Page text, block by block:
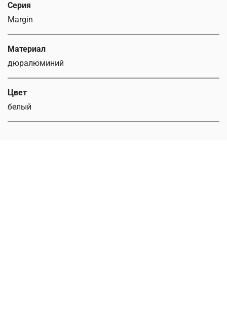
Серия
Margin
Материал
дюралюминий
Цвет
белый